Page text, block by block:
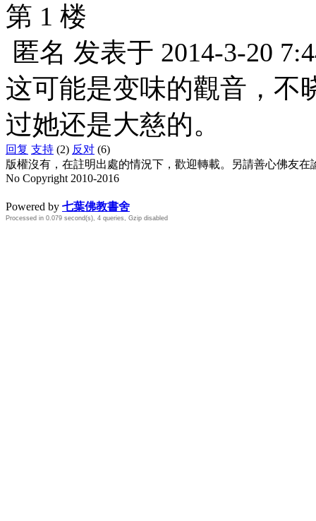
第 1 楼
匿名 发表于 2014-3-20
这可能是变味的觀音，不
过她还是大慈的。
回复 支持 (2) 反对 (6)
版權沒有，在註明出處的情況下，歡迎轉載。另請善心佛友
No Copyright 2010-2016
Powered by 七葉佛教書舍
Processed in 0.079 second(s), 4 queries, Gzip disabled